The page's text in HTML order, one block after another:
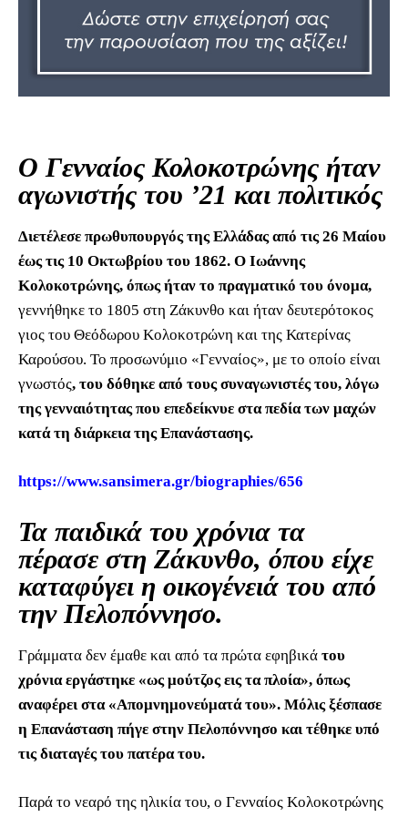
Ο Γενναίος Κολοκοτρώνης ήταν
αγωνιστής του ’21 και πολιτικός
Διετέλεσε πρωθυπουργός της Ελλάδας από τις 26 Μαίου
έως τις 10 Οκτωβρίου του 1862. Ο Ιωάννης
Κολοκοτρώνης, όπως ήταν το πραγματικό του όνομα,
γεννήθηκε το 1805 στη Ζάκυνθο και ήταν δευτερότοκος
γιος του Θεόδωρου Κολοκοτρώνη και της Κατερίνας
Καρούσου. Το προσωνύμιο «Γενναίος», με το οποίο είναι
γνωστός, του δόθηκε από τους συναγωνιστές του, λόγω
της γενναιότητας που επεδείκνυε στα πεδία των μαχών
κατά τη διάρκεια της Επανάστασης.
https://www.sansimera.gr/biographies/656
Τα παιδικά του χρόνια τα
πέρασε στη Ζάκυνθο, όπου είχε
καταφύγει η οικογένειά του από
την Πελοπόννησο.
Γράμματα δεν έμαθε και από τα πρώτα εφηβικά του
χρόνια εργάστηκε «ως μούτζος εις τα πλοία», όπως
αναφέρει στα «Απομνημονεύματά του». Μόλις ξέσπασε
η Επανάσταση πήγε στην Πελοπόννησο και τέθηκε υπό
τις διαταγές του πατέρα του.
Παρά το νεαρό της ηλικία του, ο Γενναίος Κολοκοτρώνης